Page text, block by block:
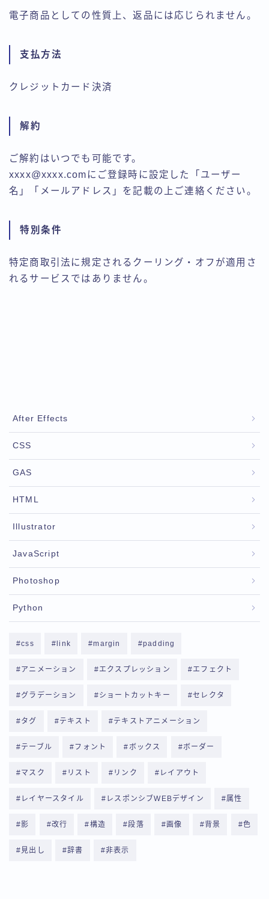
電子商品としての性質上、返品には応じられません。
支払方法
クレジットカード決済
解約
ご解約はいつでも可能です。
xxxx@xxxx.comにご登録時に設定した「ユーザー
名」「メールアドレス」を記載の上ご連絡ください。
特別条件
特定商取引法に規定されるクーリング・オフが適用さ
れるサービスではありません。
After Effects
CSS
GAS
HTML
Illustrator
JavaScript
Photoshop
Python
css link margin padding
アニメーション エクスプレッション エフェクト
グラデーション ショートカットキー セレクタ
タグ テキスト テキストアニメーション
テーブル フォント ボックス ボーダー
マスク リスト リンク レイアウト
レイヤースタイル レスポンシブWEBデザイン 属性
影 改行 構造 段落 画像 背景 色
見出し 辞書 非表示